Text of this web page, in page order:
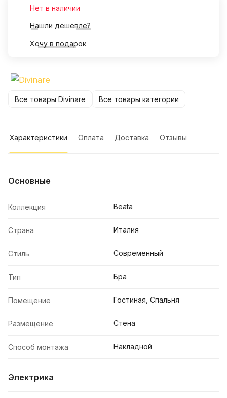
Нет в наличии
Нашли дешевле?
Хочу в подарок
Все товары Divinare Все товары категории
Характеристики Оплата Доставка Отзывы
Основные
Коллекция Beata
Страна Италия
Стиль Современный
Тип Бра
Помещение Гостиная, Спальня
Размещение Стена
Способ монтажа Накладной
Электрика